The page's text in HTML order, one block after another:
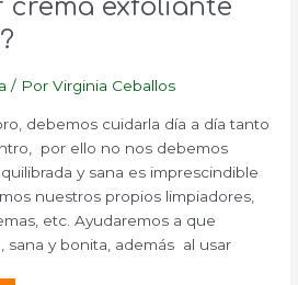
crema exfoliante
/ PorVirginia Ceballos
debemos cuidarla día a día tanto
por ello no nos debemos
y sana es imprescindible
nuestros propios limpiadores,
etc. Ayudaremos a que
sana y bonita, además al usar